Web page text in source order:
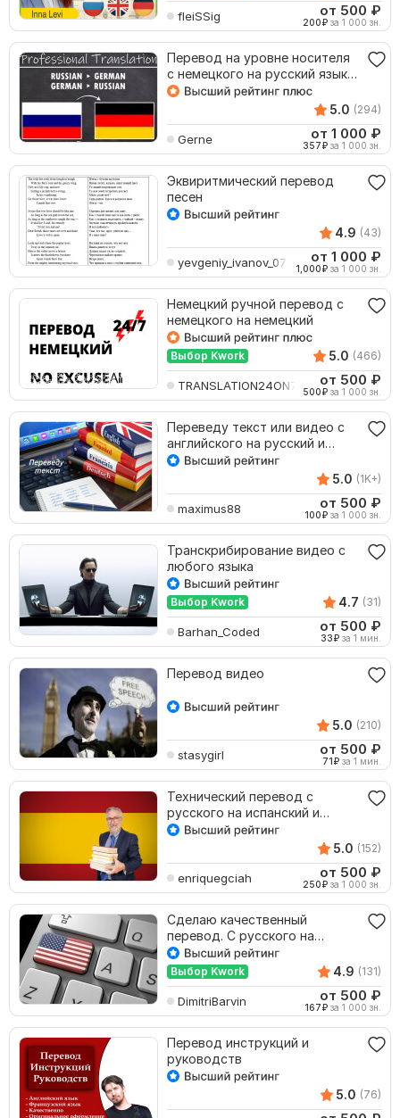
fleiSSig от 500 ₽
200₽ за 1 000 зн.
Перевод на уровне носителя
с немецкого на русский язык и
наоборот
5.0 (294)
Gerne от 1 000 ₽
357₽ за 1 000 зн.
Эквиритмический перевод
песен
4.9 (43)
yevgeniy_ivanov_07 от 1 000 ₽
1,000₽ за 1 000 зн.
Немецкий ручной перевод с
немецкого на немецкий
Выбор Kwork 5.0 (466)
TRANSLATION24ON7 от 500 ₽
500₽ за 1 000 зн.
Переведу текст или видео с
английского на русский и
наоборот
5.0 (1K+)
maximus88 от 500 ₽
100₽ за 1 000 зн.
Транскрибирование видео с
любого языка
Выбор Kwork 4.7 (31)
Barhan_Coded от 500 ₽
33₽ за 1 мин.
Перевод видео
5.0 (210)
stasygirl от 500 ₽
71₽ за 1 мин.
Технический перевод с
русского на испанский и
наоборот
5.0 (152)
enriquegciah от 500 ₽
250₽ за 1 000 зн.
Сделаю качественный
перевод. С русского на
английский и наоборот
Выбор Kwork 4.9 (131)
DimitriBarvin от 500 ₽
167₽ за 1 000 зн.
Перевод инструкций и
руководств
5.0 (76)